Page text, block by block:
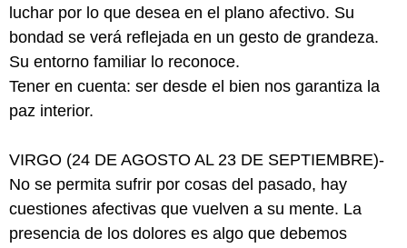
luchar por lo que desea en el plano afectivo. Su
bondad se verá reflejada en un gesto de grandeza.
Su entorno familiar lo reconoce.
Tener en cuenta: ser desde el bien nos garantiza la
paz interior.
VIRGO (24 DE AGOSTO AL 23 DE SEPTIEMBRE)-
No se permita sufrir por cosas del pasado, hay
cuestiones afectivas que vuelven a su mente. La
presencia de los dolores es algo que debemos